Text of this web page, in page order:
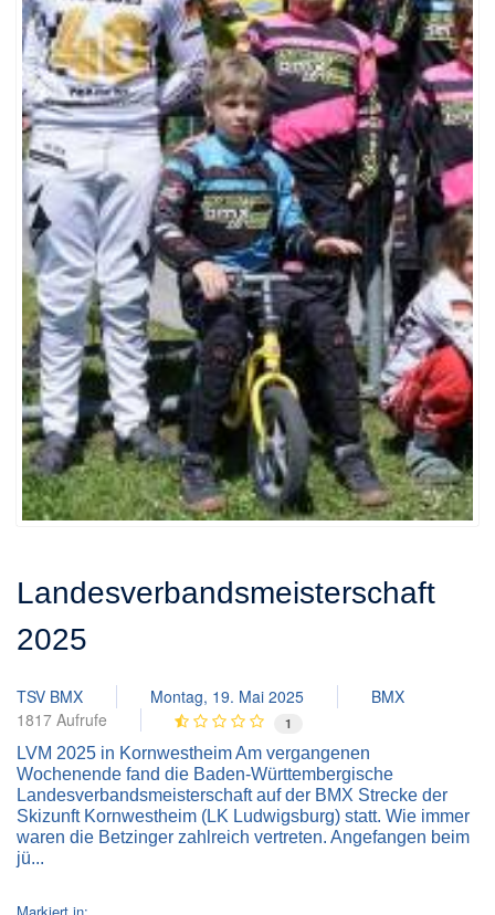
Landesverbandsmeisterschaft
2025
TSV BMX Montag, 19. Mai 2025
BMX
1817 Aufrufe
1
LVM 2025 in Kornwestheim Am vergangenen
Wochenende fand die Baden-Württembergische
Landesverbandsmeisterschaft auf der BMX Strecke der
Skizunft Kornwestheim (LK Ludwigsburg) statt. Wie immer
waren die Betzinger zahlreich vertreten. Angefangen beim
jü...
Markiert in: